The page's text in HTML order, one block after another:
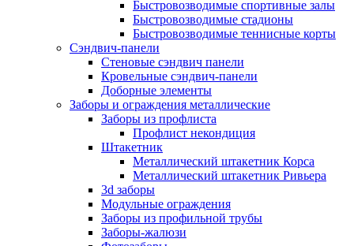
Быстровозводимые спортивные залы
Быстровозводимые стадионы
Быстровозводимые теннисные корты
Сэндвич-панели
Стеновые сэндвич панели
Кровельные сэндвич-панели
Доборные элементы
Заборы и ограждения металлические
Заборы из профлиста
Профлист некондиция
Штакетник
Металлический штакетник Корса
Металлический штакетник Ривьера
3d заборы
Модульные ограждения
Заборы из профильной трубы
Заборы-жалюзи